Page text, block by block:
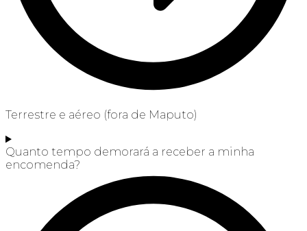
Terrestre e aéreo (fora de Maputo)
Quanto tempo demorará a receber a minha
encomenda?